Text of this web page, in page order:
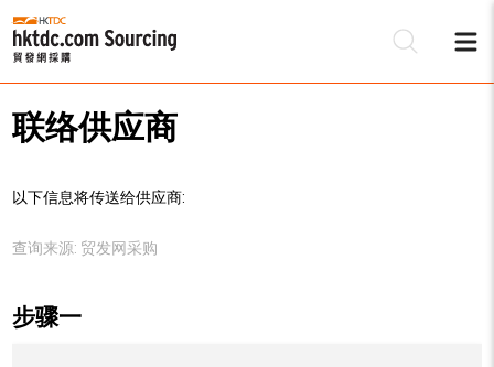
联络供应商
以下信息将传送给供应商:
查询来源: 贸发网采购
步骤一